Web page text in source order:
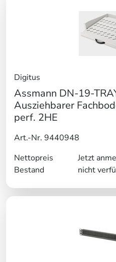
Digitus
Assmann DN-19-
Ausziehbarer
perf. 2HE
Art.-Nr. 9440948
Nettopreis
Jetzt
Bestand
nicht